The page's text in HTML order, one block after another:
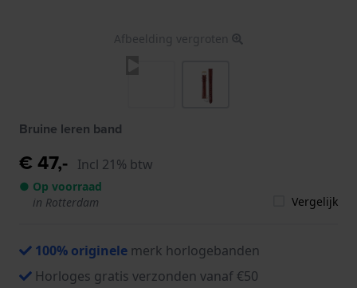
Afbeelding vergroten
Bruine leren band
€ 47,- Incl 21% btw
● Op voorraad
in Rotterdam
Vergelijk
100% originele merk horlogebanden
Horloges gratis verzonden vanaf €50